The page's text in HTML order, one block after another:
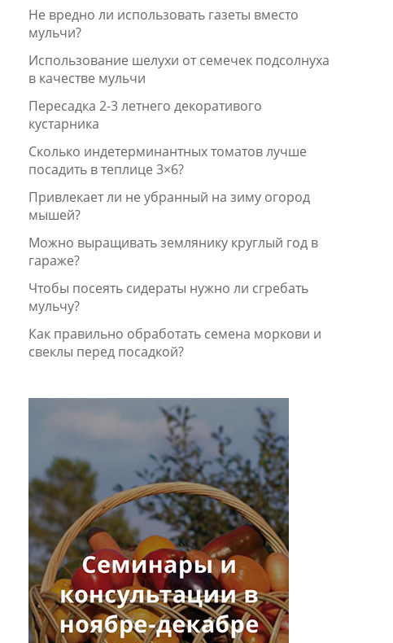
Не вредно ли использовать газеты вместо
мульчи?
Использование шелухи от семечек подсолнуха
в качестве мульчи
Пересадка 2-3 летнего декоративого
кустарника
Сколько индетерминантных томатов лучше
посадить в теплице 3×6?
Привлекает ли не убранный на зиму огород
мышей?
Можно выращивать землянику круглый год в
гараже?
Чтобы посеять сидераты нужно ли сгребать
мульчу?
Как правильно обработать семена моркови и
свеклы перед посадкой?